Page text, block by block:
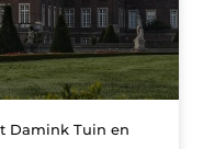
Damink Tuin en